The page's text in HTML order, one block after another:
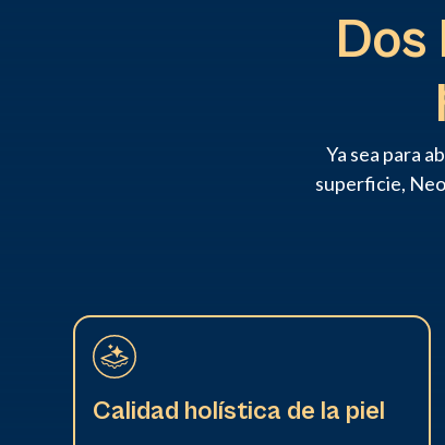
Ya sea para
superficie,
Calidad holística de la piel